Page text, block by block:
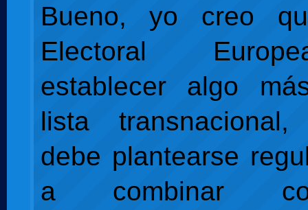
Bueno, yo creo
Electoral
establecer algo
lista
debe plantearse
a combinar